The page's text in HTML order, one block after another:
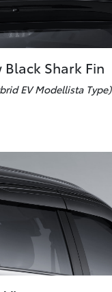
Black Shark Fin
EV Modellista Type)